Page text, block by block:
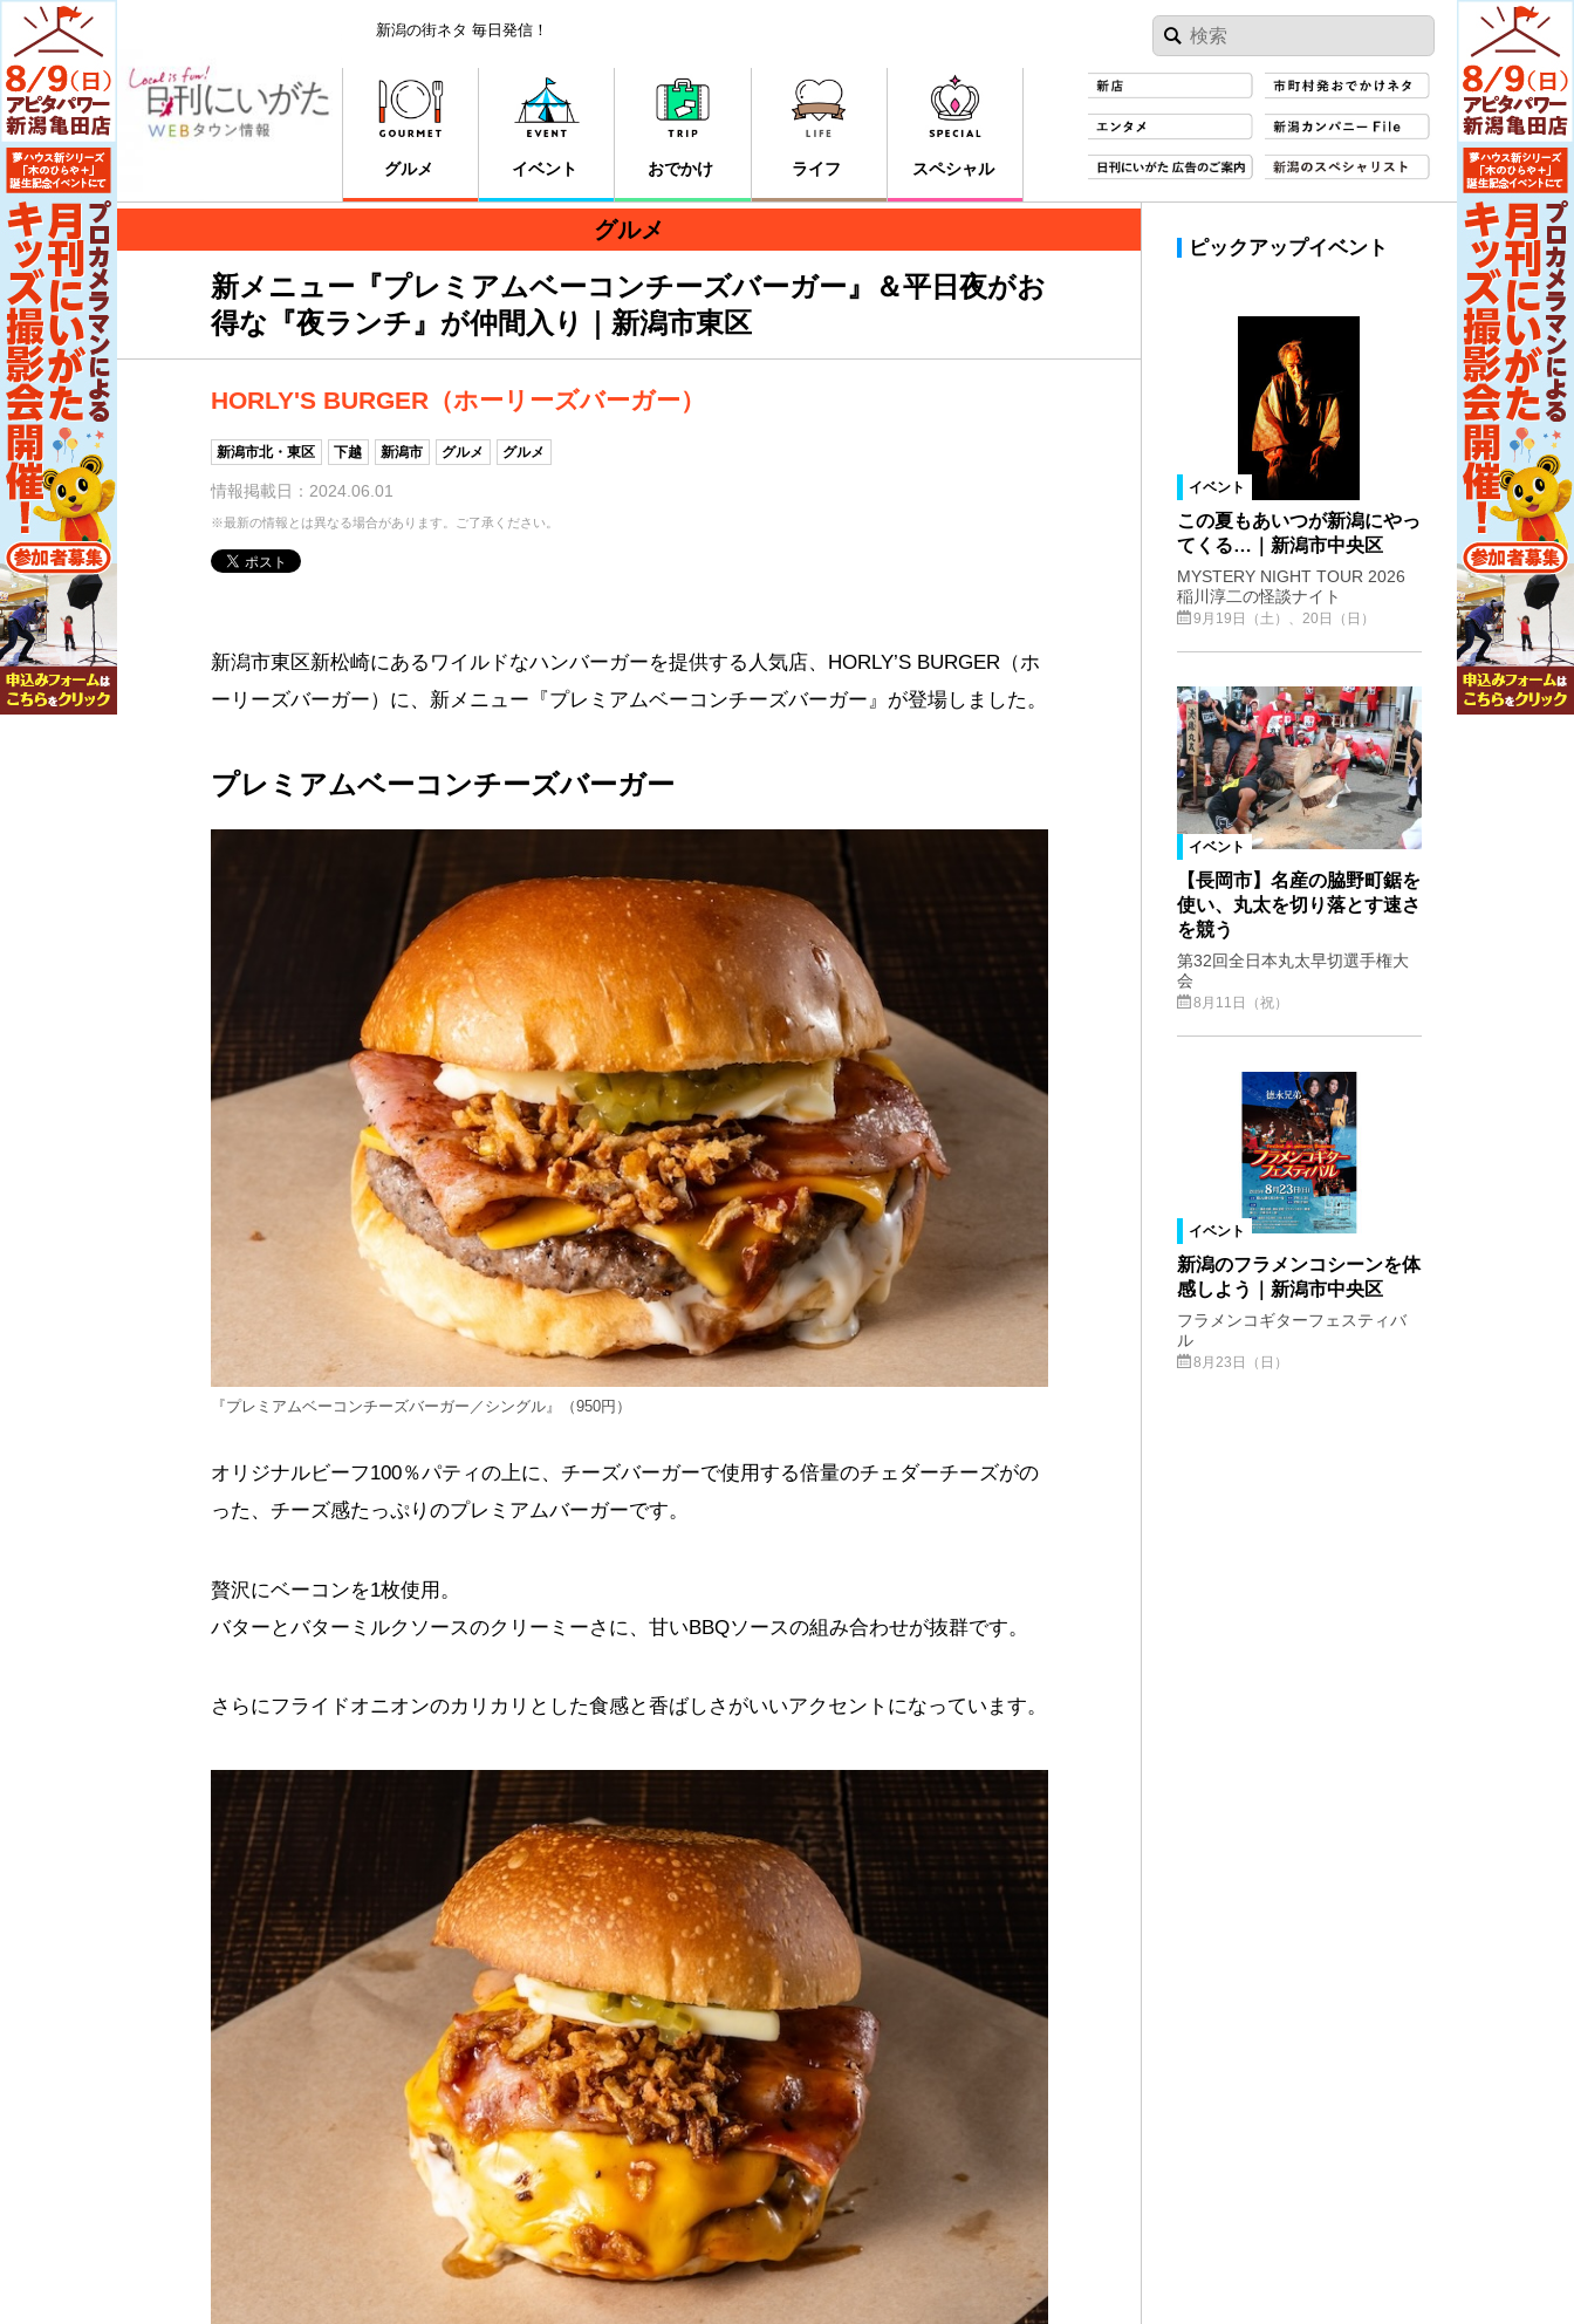
新潟の街ネタ 毎日発信！
グルメ イベント おでかけ ライフ スペシャル
グルメ
新メニュー『プレミアムベーコンチーズバーガー』＆平日夜がお
得な『夜ランチ』が仲間入り｜新潟市東区
HORLY'S BURGER（ホーリーズバーガー）
新潟市北・東区 下越 新潟市 グルメ グルメ
情報掲載日：2024.06.01
※最新の情報とは異なる場合があります。ご了承ください。
新潟市東区新松崎にあるワイルドなハンバーガーを提供する人気店、HORLY’S BURGER（ホ
ーリーズバーガー）に、新メニュー『プレミアムベーコンチーズバーガー』が登場しました。
プレミアムベーコンチーズバーガー
『プレミアムベーコンチーズバーガー／シングル』（950円）
オリジナルビーフ100％パティの上に、チーズバーガーで使用する倍量のチェダーチーズがの
った、チーズ感たっぷりのプレミアムバーガーです。
贅沢にベーコンを1枚使用。
バターとバターミルクソースのクリーミーさに、甘いBBQソースの組み合わせが抜群です。
さらにフライドオニオンのカリカリとした食感と香ばしさがいいアクセントになっています。
ピックアップイベント
イベント
この夏もあいつが新潟にやっ
てくる…｜新潟市中央区
MYSTERY NIGHT TOUR 2026
稲川淳二の怪談ナイト
9月19日（土）、20日（日）
イベント
【長岡市】名産の脇野町鋸を
使い、丸太を切り落とす速さ
を競う
第32回全日本丸太早切選手権大
会
8月11日（祝）
イベント
新潟のフラメンコシーンを体
感しよう｜新潟市中央区
フラメンコギターフェスティバ
ル
8月23日（日）